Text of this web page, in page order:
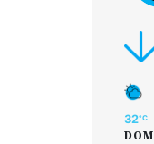
32°C
DOM